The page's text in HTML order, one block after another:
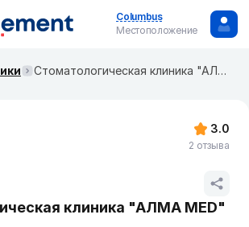
Columbus
Местоположение
Стоматологическая клиника "АЛМА МED"
клиника "АЛМА МED"
3.0
2 отзыва